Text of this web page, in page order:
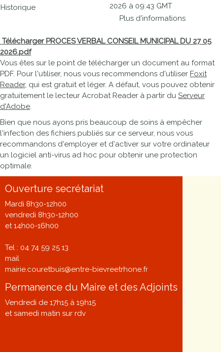
Historique
2026 à 09:43 GMT
Plus d'informations
Télécharger PROCES VERBAL CONSEIL MUNICIPAL DU 27 05
2026.pdf
Vous êtes sur le point de télécharger un document au format
PDF. Pour l'utiliser, nous vous recommendons d'utiliser Foxit
Reader, qui est gratuit et léger. A défaut, vous pouvez obtenir
gratuitement le lecteur Acrobat Reader à partir du Serveur
d'Adobe.
Bien que nous ayons pris beaucoup de soins à empêcher
l'infection des fichiers publiés sur ce serveur, nous vous
recommandons d'employer et d'activer sur votre ordinateur
un logiciel anti-virus ad hoc pour obtenir une protection
optimale.
Ouverture secrétariat
Mardi 8h30-12h00
vendredi 8h30-12h00
et 14h00-16h00
Tel : 04 74 59 25 13
mail
mairie.couretbuis@entre-bievreetrhone.fr
Permanence du Maire et des Adjoints
Vendredi de 17h15 à 19h15
et samedi matin sur rdv